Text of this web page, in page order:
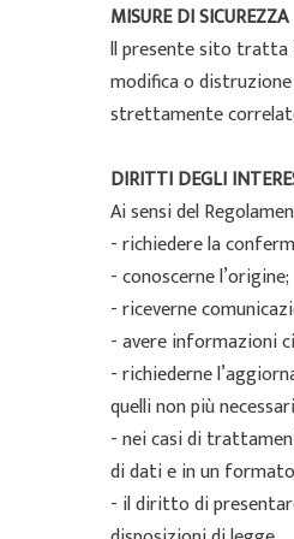
MISURE DI SICUREZZA
ll presente sito tratta
modifica o
strettamente
DIRITTI DEGLI
Ai sensi del
- richiedere la
- conoscerne l’origine;
- riceverne
- avere informazioni
- richiederne
quelli non più
- nei casi di
di dati e in un
- il diritto di